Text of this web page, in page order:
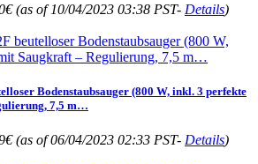
€(as of 10/04/2023 03:38 PST- Details)
Bodenstaubsauger (800 W, inkl. 3 perfekte
7,5 m…
€(as of 06/04/2023 02:33 PST- Details)